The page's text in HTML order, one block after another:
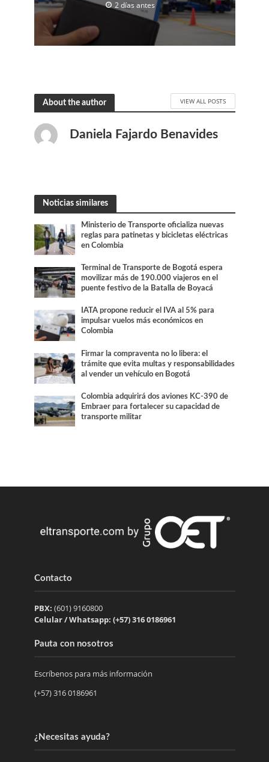
2 días antes
About the author VIEW ALL POSTS
Daniela Fajardo Benavides
Noticias similares
Ministerio de Transporte oficializa nuevas
reglas para patinetas y bicicletas eléctricas
en Colombia
Terminal de Transporte de Bogotá espera
movilizar más de 190.000 viajeros en el
puente festivo de la Batalla de Boyacá
IATA propone reducir el IVA al 5% para
impulsar vuelos más económicos en
Colombia
Firmar la compraventa no lo libera: el
trámite que evita multas y responsabilidades
al vender un vehículo en Bogotá
Colombia adquirirá dos aviones KC-390 de
Embraer para fortalecer su capacidad de
transporte militar
Contacto
PBX: (601) 9160800
Celular / Whatsapp: (+57) 316 0186961
Pauta con nosotros
Escríbenos para más información
(+57) 316 0186961
¿Necesitas ayuda?